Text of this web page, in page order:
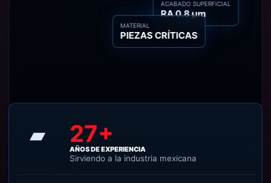
RA 0.8 µm
MATERIAL
PIEZAS CRÍTICAS
▰ 27+
AÑOS DE EXPERIENCIA
Sirviendo a la industria mexicana